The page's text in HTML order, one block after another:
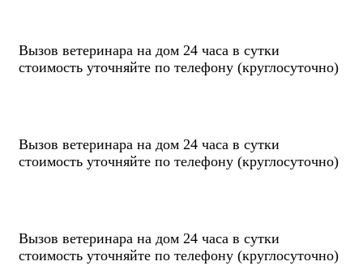
Вызов ветеринара на дом 24 часа в сутки
стоимость уточняйте по телефону (круглосуточно)
Вызов ветеринара на дом 24 часа в сутки
стоимость уточняйте по телефону (круглосуточно)
Вызов ветеринара на дом 24 часа в сутки
стоимость уточняйте по телефону (круглосуточно)